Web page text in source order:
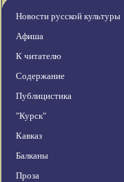
Новости русской культуры
Афиша
К читателю
Содержание
Публицистика
"Курск"
Кавказ
Балканы
Проза